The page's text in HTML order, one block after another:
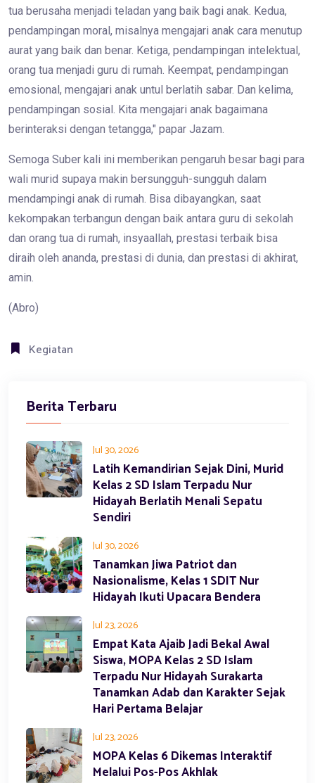
tua berusaha menjadi teladan yang baik bagi anak. Kedua,
pendampingan moral, misalnya mengajari anak cara menutup
aurat yang baik dan benar. Ketiga, pendampingan intelektual,
orang tua menjadi guru di rumah. Keempat, pendampingan
emosional, mengajari anak untul berlatih sabar. Dan kelima,
pendampingan sosial. Kita mengajari anak bagaimana
berinteraksi dengan tetangga," papar Jazam.
Semoga Suber kali ini memberikan pengaruh besar bagi para
wali murid supaya makin bersungguh-sungguh dalam
mendampingi anak di rumah. Bisa dibayangkan, saat
kekompakan terbangun dengan baik antara guru di sekolah
dan orang tua di rumah, insyaallah, prestasi terbaik bisa
diraih oleh ananda, prestasi di dunia, dan prestasi di akhirat,
amin.
(Abro)
Kegiatan
Berita Terbaru
Jul 30, 2026
Latih Kemandirian Sejak Dini, Murid
Kelas 2 SD Islam Terpadu Nur
Hidayah Berlatih Menali Sepatu
Sendiri
Jul 30, 2026
Tanamkan Jiwa Patriot dan
Nasionalisme, Kelas 1 SDIT Nur
Hidayah Ikuti Upacara Bendera
Jul 23, 2026
Empat Kata Ajaib Jadi Bekal Awal
Siswa, MOPA Kelas 2 SD Islam
Terpadu Nur Hidayah Surakarta
Tanamkan Adab dan Karakter Sejak
Hari Pertama Belajar
Jul 23, 2026
MOPA Kelas 6 Dikemas Interaktif
Melalui Pos-Pos Akhlak